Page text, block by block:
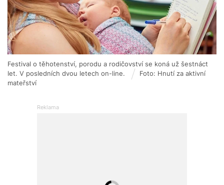
Festival o těhotenství, porodu a rodičovství se koná už šestnáct
let. V posledních dvou letech on-line.
Foto: Hnutí za aktivní
mateřství